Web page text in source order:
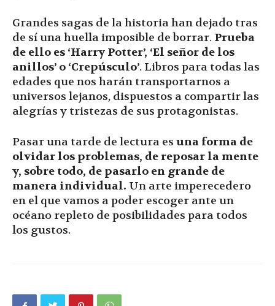
Grandes sagas de la historia han dejado tras
de sí una huella imposible de borrar. Prueba
de ello es ‘Harry Potter’, ‘El señor de los
anillos’ o ‘Crepúsculo’. Libros para todas las
edades que nos harán transportarnos a
universos lejanos, dispuestos a compartir las
alegrías y tristezas de sus protagonistas.
Pasar una tarde de lectura es una forma de
olvidar los problemas, de reposar la mente
y, sobre todo, de pasarlo en grande de
manera individual. Un arte imperecedero
en el que vamos a poder escoger ante un
océano repleto de posibilidades para todos
los gustos.